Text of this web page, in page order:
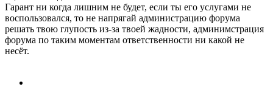
Гарант ни когда лишним не будет, если ты его услугами не
воспользовался, то не напрягай администрацию форума
решать твою глупость из-за твоей жадности, админимстрация
форума по таким моментам ответственности ни какой не
несёт.